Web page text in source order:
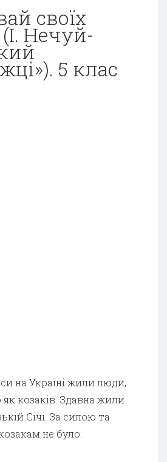
своїх
Нечуй-
5 клас
на Україні жили люди,
козаків. Здавна жили
Січі. За силою та
не було.